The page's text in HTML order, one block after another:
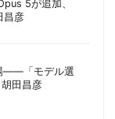
5が追加、
昌彦
——「モデル選
田昌彦